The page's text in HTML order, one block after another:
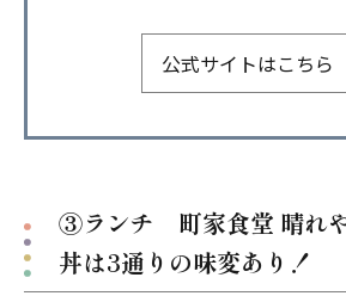
公式サイトはこちら
③ランチ 町家食堂 晴れ
丼は3通りの味変あり！